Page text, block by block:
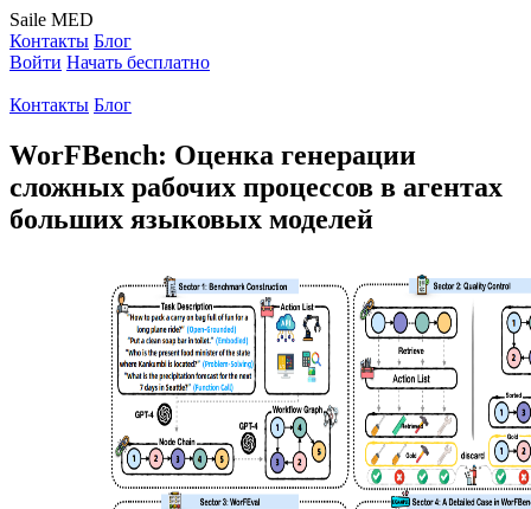
Saile MED
Контакты Блог
Войти Начать бесплатно
Контакты Блог
WorFBench: Оценка генерации
сложных рабочих процессов в агентах
больших языковых моделей